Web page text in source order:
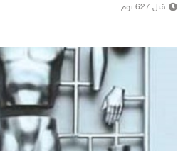
قبل 627 يوم